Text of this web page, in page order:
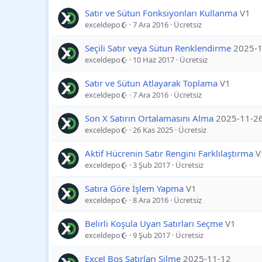
Satır ve Sütun Fonksiyonları Kullanma V1
exceldepo 7 Ara 2016 Ücretsiz
Seçili Satır veya Sütun Renklendirme 2025-
exceldepo 10 Haz 2017 Ücretsiz
Satır ve Sütun Atlayarak Toplama V1
exceldepo 7 Ara 2016 Ücretsiz
Son X Satırın Ortalamasını Alma 2025-11-
exceldepo 26 Kas 2025 Ücretsiz
Aktif Hücrenin Satır Rengini Farklılaştırma
exceldepo 3 Şub 2017 Ücretsiz
Satıra Göre İşlem Yapma V1
exceldepo 8 Ara 2016 Ücretsiz
Belirli Koşula Uyan Satırları Seçme V1
exceldepo 9 Şub 2017 Ücretsiz
Excel Boş Satırları Silme 2025-11-12